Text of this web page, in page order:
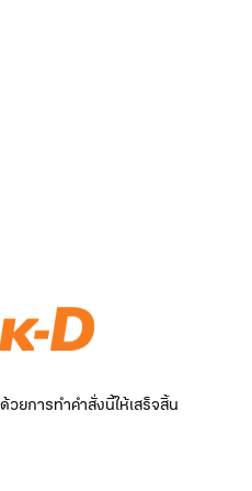
ยการทำคำสั่งนี้ให้เสร็จสิ้น